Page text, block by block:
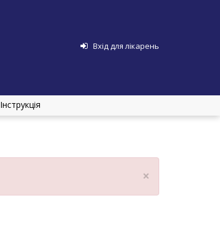
Вхід для лікарень
Інструкція
×